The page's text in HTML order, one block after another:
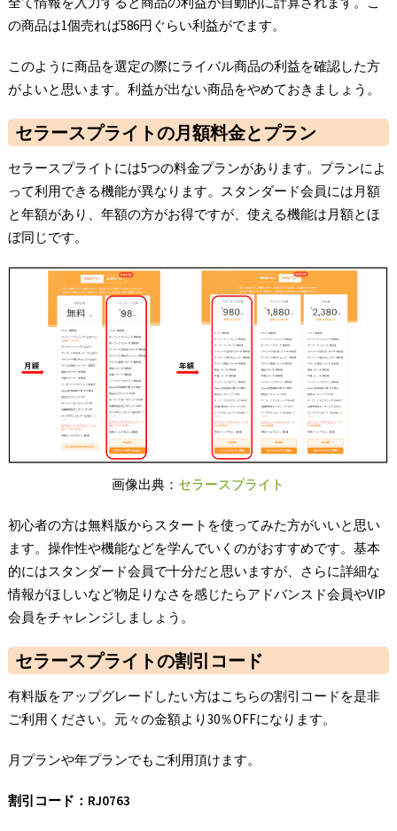
の商品は1個売れば586円ぐらい利益がでます。
このように商品を選定の際にライバル商品の利益を確認した方
がよいと思います。利益が出ない商品をやめておきましょう。
セラースプライトの月額料金とプラン
セラースプライトには5つの料金プランがあります。プランによ
って利用できる機能が異なります。スタンダード会員には月額
と年額があり、年額の方がお得ですが、使える機能は月額とほ
ぼ同じです。
画像出典： セラースプライト
初心者の方は無料版からスタートを使ってみた方がいいと思い
ます。操作性や機能などを学んでいくのがおすすめです。基本
的にはスタンダード会員で十分だと思いますが、さらに詳細な
情報がほしいなど物足りなさを感じたらアドバンスド会員やVIP
会員をチャレンジしましょう。
セラースプライトの割引コード
有料版をアップグレードしたい方はこちらの割引コードを是非
ご利用ください。元々の金額より30％OFFになります。
月プランや年プランでもご利用頂けます。
割引コード： RJ0763